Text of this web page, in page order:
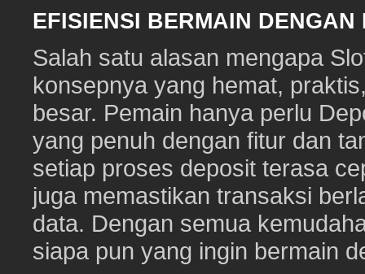
EFISIENSI BERMAIN
Salah satu alasan mengapa
konsepnya yang hemat,
besar. Pemain hanya perlu
yang penuh dengan fitur dan
setiap proses deposit terasa
juga memastikan transaksi
data. Dengan semua
siapa pun yang ingin bermain